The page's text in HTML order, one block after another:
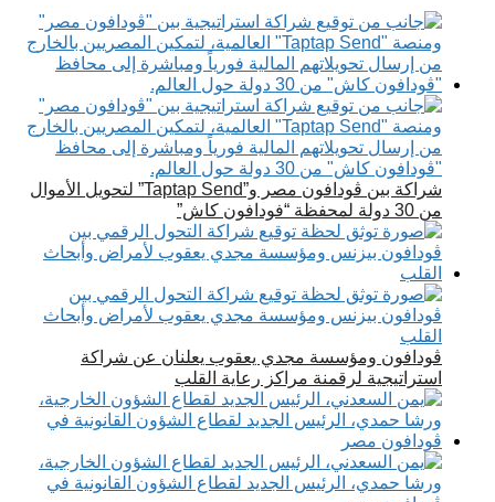
شراكة بين ڤودافون مصر و”Taptap Send” لتحويل الأموال
من 30 دولة لمحفظة “فودافون كاش”
ڤودافون ومؤسسة مجدي يعقوب يعلنان عن شراكة
استراتيجية لرقمنة مراكز رعاية القلب